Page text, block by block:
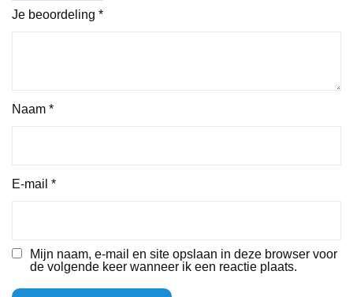
Je beoordeling *
Naam *
E-mail *
Mijn naam, e-mail en site opslaan in deze browser voor
de volgende keer wanneer ik een reactie plaats.